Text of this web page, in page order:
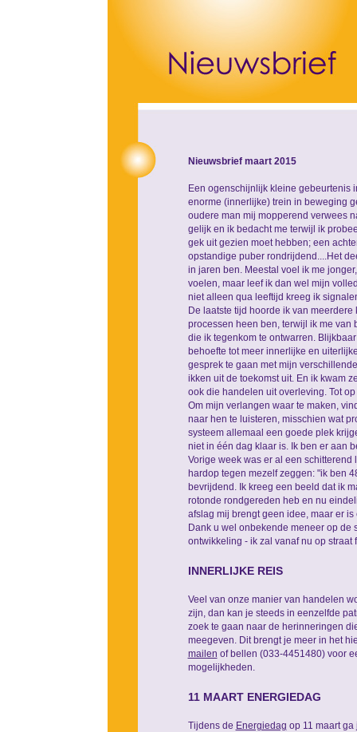
Nieuwsbrief maart 2015
Een ogenschijnlijk kleine gebeurtenis
enorme (innerlijke) trein in beweging
oudere man mij mopperend verwees
gelijk en ik bedacht me terwijl ik
gek uit gezien moet hebben; een
opstandige puber rondrijdend....Het
in jaren ben. Meestal voel ik me
voelen, maar leef ik dan wel mijn
niet alleen qua leeftijd kreeg ik
De laatste tijd hoorde ik van
processen heen ben, terwijl ik me
die ik tegenkom te ontwarren.
behoefte tot meer innerlijke en
gesprek te gaan met mijn
ikken uit de toekomst uit. En ik kwam
ook die handelen uit overleving. Tot
Om mijn verlangen waar te maken,
naar hen te luisteren, misschien wat
systeem allemaal een goede plek
niet in één dag klaar is. Ik ben er aan
Vorige week was er al een
hardop tegen mezelf zeggen: "ik ben
bevrijdend. Ik kreeg een beeld dat ik
rotonde rondgereden heb en nu
afslag mij brengt geen idee, maar er
Dank u wel onbekende meneer op
ontwikkeling - ik zal vanaf nu op straat
INNERLIJKE REIS
Veel van onze manier van handelen
zijn, dan kan je steeds in eenzelfde
zoek te gaan naar de herinneringen
meegeven. Dit brengt je meer in het
mailen of bellen (033-4451480) voor
mogelijkheden.
11 MAART ENERGIEDAG
Tijdens de Energiedag op 11 maart